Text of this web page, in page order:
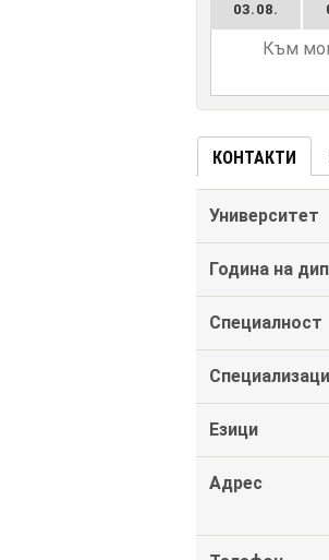
03.08.
Към
КОНТАКТИ
Университет
Година на
Специалност
Езици
Адрес